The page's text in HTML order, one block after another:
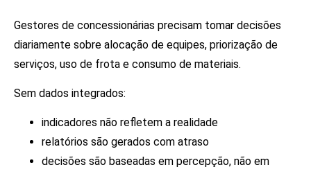
Gestores de concessionárias precisam tomar decisões
diariamente sobre alocação de equipes, priorização de
serviços, uso de frota e consumo de materiais.
Sem dados integrados:
indicadores não refletem a realidade
relatórios são gerados com atraso
decisões são baseadas em percepção, não em